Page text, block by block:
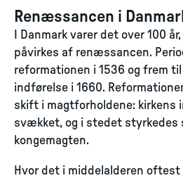
Renæssancen i
I Danmark varer det over 100
påvirkes af renæssancen.
reformationen i 1536 og frem
indførelse i 1660.
skift i magtforholdene: kirkens
svækket, og i stedet styrkedes
kongemagten.
Hvor det i middelalderen oftest